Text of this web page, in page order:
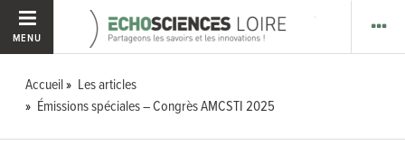
MENU
Accueil
Les articles
Émissions spéciales – Congrès AMCSTI 2025